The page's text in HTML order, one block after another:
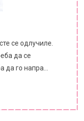
се одлучиле.
да се
го напра...